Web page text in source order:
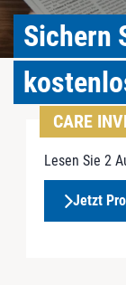
n
Sichern
CARE
Lesen Sie 2
Jetzt